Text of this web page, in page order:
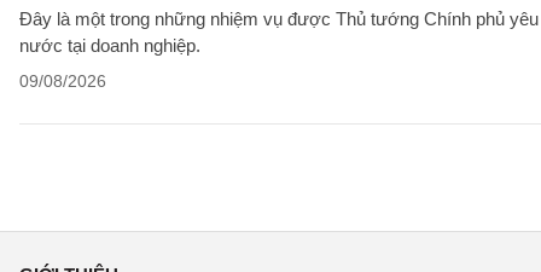
Đây là một trong những nhiệm vụ được Thủ tướng Chính phủ
nước tại doanh nghiệp.
09/08/2026